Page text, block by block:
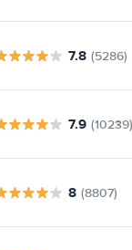
7.8 (5286)
7.9 (10239)
8 (8807)